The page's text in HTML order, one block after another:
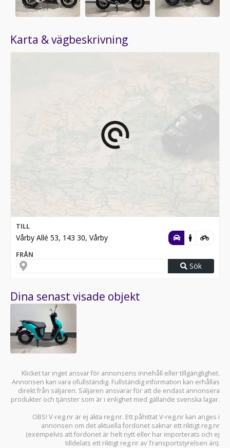
Karta & vägbeskrivning
TILL
Vårby Allé 53, 143 30, Vårby
FRÅN
Sök
Dina senast visade objekt
Klicket tar inget ansvar för annonsens innehåll eller tillgänglighet.
Annonsen kan vara ofullständig. Fullständig information kan erhållas
direkt från säljaren. Säljaren ansvarar för att de endast annonsera
produkter och tjänster som är i enlighet med gällande svenska lagar.
OBS! V-reg.nr är ej äkta reg.nr. Ett påhittat V-reg.nr kan anges i
annonsen om det aktuella fordonet saknar ett riktigt reg.nr
(exempelvis att fordonet är helt nytt eller har importerats och ej
tilldelats ett riktigt reg.nr av Transportstyrelsen än).